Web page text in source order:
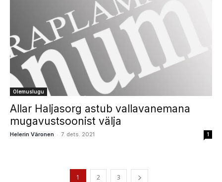
Olemuslugu
Allar Haljasorg astub vallavanemana
mugavustsoonist välja
Helerin Väronen - 7. dets. 2021 1
1 2 3